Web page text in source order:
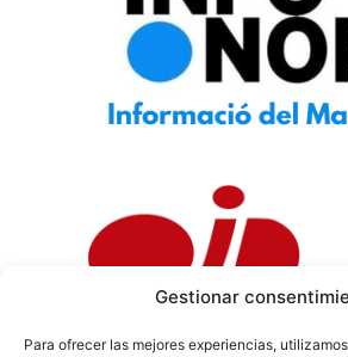
Gestionar
Para ofrecer las mejores experiencias,